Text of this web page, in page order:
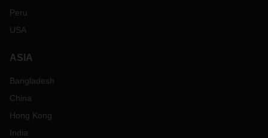
Peru
USA
ASIA
Bangladesh
China
Hong Kong
India